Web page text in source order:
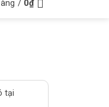
/ 0₫
tại